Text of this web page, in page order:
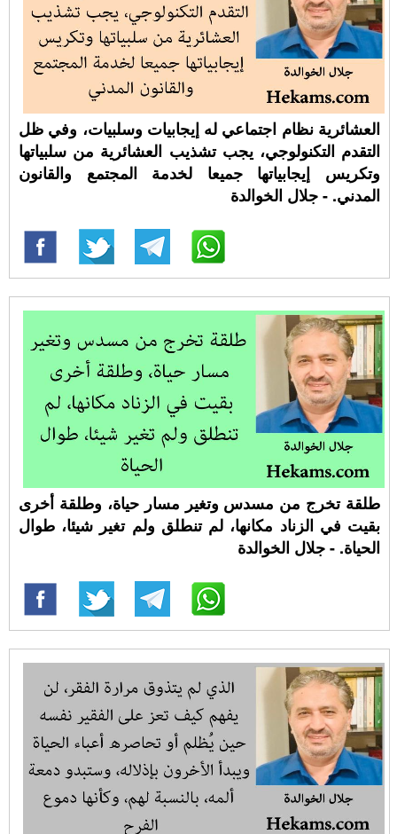
العشائرية نظام اجتماعي له إيجابيات وسلبيات، وفي ظل
التقدم التكنولوجي، يجب تشذيب العشائرية من سلبياتها
وتكريس إيجابياتها جميعا لخدمة المجتمع والقانون
المدني. - جلال الخوالدة
طلقة تخرج من مسدس وتغير مسار حياة، وطلقة أخرى
بقيت في الزناد مكانها، لم تنطلق ولم تغير شيئا، طوال
الحياة. - جلال الخوالدة